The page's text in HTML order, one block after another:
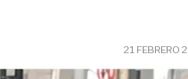
21 FEBRERO